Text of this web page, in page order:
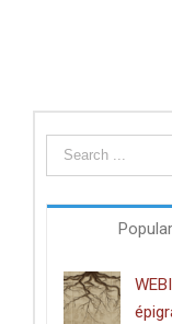
Popular